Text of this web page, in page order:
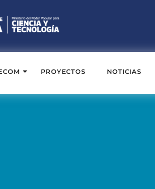
PROYECTOS NOTICIAS